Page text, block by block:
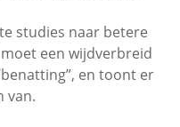
studies naar betere
een wijdverbreid
en toont er
van.